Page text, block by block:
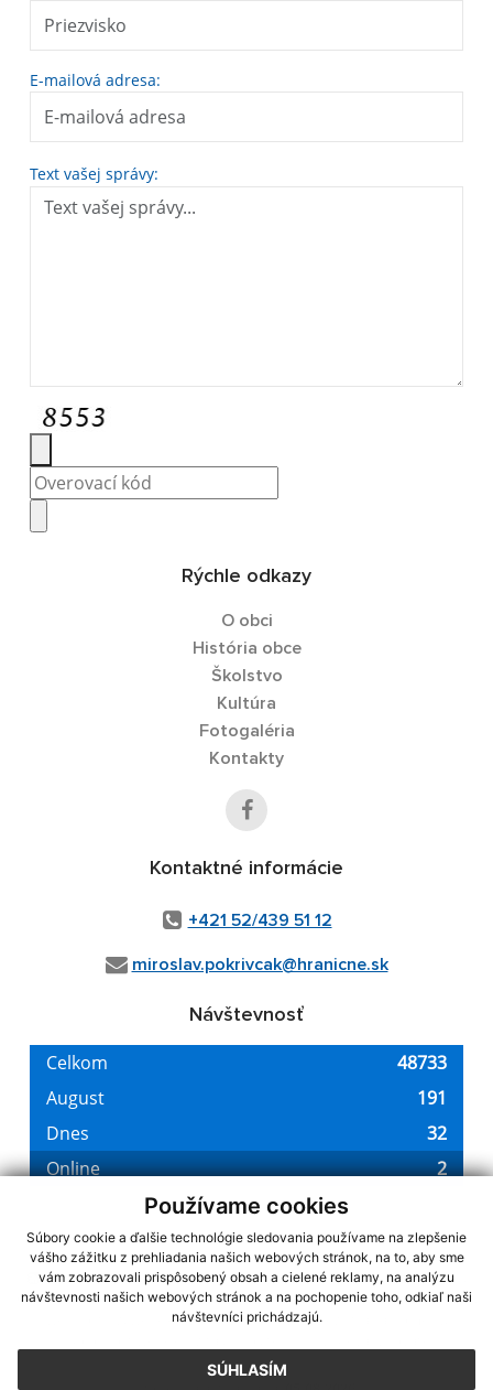
Používame cookies
Súbory cookie a ďalšie technológie sledovania používame na zlepšenie
vášho zážitku z prehliadania našich webových stránok, na to, aby sme
vám zobrazovali prispôsobený obsah a cielené reklamy, na analýzu
návštevnosti našich webových stránok a na pochopenie toho, odkiaľ naši
návštevníci prichádzajú.
SÚHLASÍM
E-mailová adresa:
Text vašej správy:
Rýchle odkazy
O obci
História obce
Školstvo
Kultúra
Fotogaléria
Kontakty
Kontaktné informácie
+421 52/439 51 12
miroslav.pokrivcak@hranicne.sk
Návštevnosť
využite možnosť získavania aktuálnych informácií s využitím RSS
CMS systém (redakčný) systém ECHELON 2,Mapa stránok,web portál
webex.digital, s.r.o.,domény,registrácia domény